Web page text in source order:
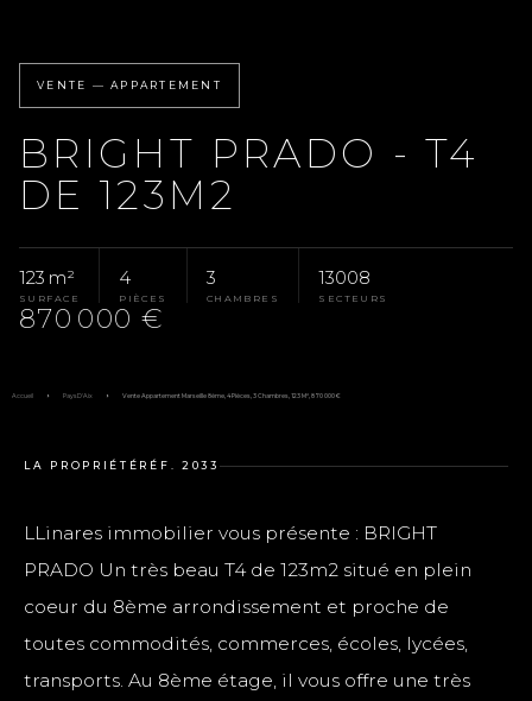
VENTE — APPARTEMENT
BRIGHT PRADO - T4
DE 123M2
123 m²
SURFACE
4
PIÈCES
3
CHAMBRES
13008
SECTEURS
870 000 €
Accueil Pays D'Aix Vente Appartement Marseille 8ème, 4 Pièces, 3 Chambres, 123 M², 870 000 €
LA PROPRIÉTÉ RÉF. 2033
LLinares immobilier vous présente : BRIGHT
PRADO Un très beau T4 de 123m2 situé en plein
coeur du 8ème arrondissement et proche de
toutes commodités, commerces, écoles, lycées,
transports. Au 8ème étage, il vous offre une très